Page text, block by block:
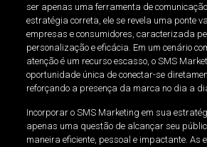
ser apenas uma ferramenta de
estratégia correta, ele se revela uma ponte
empresas e consumidores, caracterizada
personalização e eficácia. Em um cenário
atenção é um recurso escasso, o SMS
oportunidade única de conectar-se
reforçando a presença da marca no dia a
Incorporar o SMS Marketing em sua
apenas uma questão de alcançar seu
maneira eficiente, pessoal e impactante. As